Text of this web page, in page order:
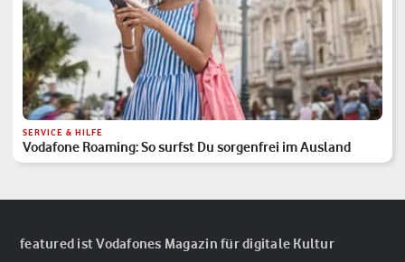
SERVICE & HILFE
Vodafone Roaming: So surfst Du sorgenfrei im Ausland
featured ist Vodafones Magazin für digitale Kultur